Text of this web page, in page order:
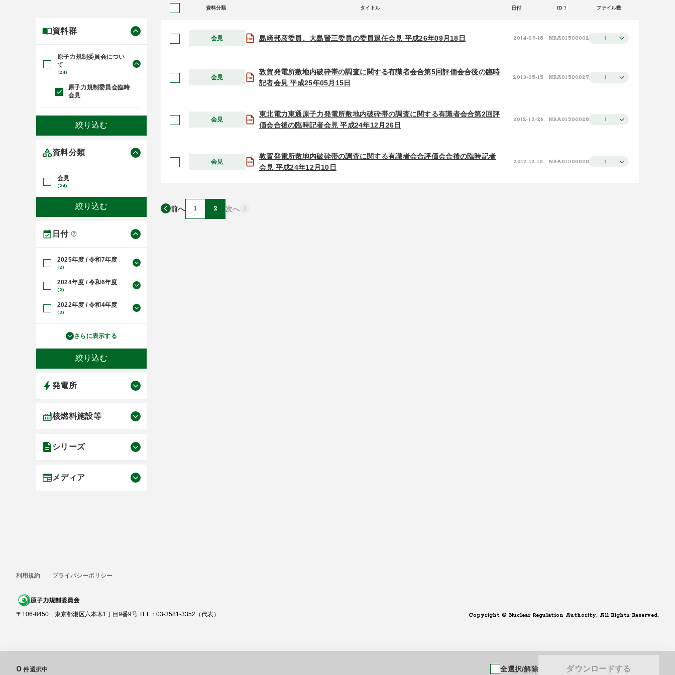
資料群
原子力規制委員会につい
て
(24)
原子力規制委員会臨時
会見
資料分類
会見
(24)
日付
2025年度 / 令和7年度
(2)
2024年度 / 令和6年度
(2)
2022年度 / 令和4年度
(3)
さらに表示する
発電所
核燃料施設等
シリーズ
メディア
日付（新しい順）
タイトル（昇順）
50件
資料分類 タイトル 日付 ID ファイル数
会見 島﨑邦彦委員、大島賢三委員の委員退任会見 平成26年09月18日 2014-09-18 NRA015000028 1
会見
敦賀発電所敷地内破砕帯の調査に関する有識者会合第5回評価会合後の臨時
記者会見 平成25年05月15日
2013-05-15 NRA015000279 1
会見
東北電力東通原子力発電所敷地内破砕帯の調査に関する有識者会合第2回評
価会合後の臨時記者会見 平成24年12月26日
2012-12-26 NRA015000280 1
会見
敦賀発電所敷地内破砕帯の調査に関する有識者会合評価会合後の臨時記者
会見 平成24年12月10日
2012-12-10 NRA015000281 1
前へ 1 2 次へ
0 件選択中 全選択/解除 ダウンロードする
利用規約 プライバシーポリシー
〒106-8450 東京都港区六本木1丁目9番9号 TEL：03-3581-3352（代表） Copyright © Nuclear Regulation Authority. All Rights Reserved.